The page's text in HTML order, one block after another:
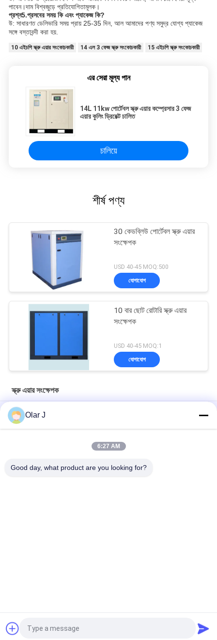
পাবেন।দাম বিশ্বজুড়ে প্রতিযোগিতামূলক।
প্রশ্ন5.প্রসবের সময় কি এবং প্যাকেজ কি?
উ: সাধারণত ডেলিভারি সময় প্রায় 25-35 দিন, আল আমাদের পণ্য সমুদ্র যোগ্য প্যাকেজ
সঙ্গে বস্তাবন্দী করা হয়.
10 এইচপি স্ক্রু এয়ার সংকোচকারী 14 এল 3 ফেজ স্ক্রু সংকোচকারী 15 এইচপি স্ক্রু সংকোচকারী
এর সেরা মূল্য পান
14L 11kw পোর্টেবল স্ক্রু এয়ার কম্প্রেসার 3 ফেজ
এয়ার কুলিং ড্রিয়েক্ট চালিত
চালিয়ে
শীর্ষ পণ্য
30 কেডব্লিউ পোর্টেবল স্ক্রু এয়ার
সংক্ষেপক
USD 40-45 MOQ:500
যোগাযোগ
10 বার ছোট রোটারি স্ক্রু এয়ার
সংক্ষেপক
USD 40-45 MOQ:1
যোগাযোগ
স্ক্রু এয়ার সংক্ষেপক
Direct Driven Rotary Screw Air Compressor 7.5kw 10hp Air
CoolingOlar J
6:27 AM
Good day, what product are you looking for?